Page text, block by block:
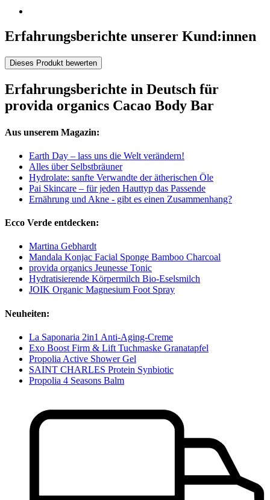
Erfahrungsberichte unserer Kund:innen
Dieses Produkt bewerten
Erfahrungsberichte in Deutsch für
provida organics Cacao Body Bar
Aus unserem Magazin:
Earth Day – lass uns die Welt verändern!
Alles über Selbstbräuner
Hydrolate: sanfte Verwandte der ätherischen Öle
Pai Skincare – für jeden Hauttyp das Passende
Ernährung und Akne - gibt es einen Zusammenhang?
Ecco Verde entdecken:
Martina Gebhardt
Mandala Konjac Facial Sponge Bamboo Charcoal
provida organics Jeunesse Tonic
Hydratisierende Körpermilch Bio-Eselsmilch
JOIK Organic Magnesium Foot Spray
Neuheiten:
La Saponaria 2in1 Anti-Aging-Creme
Exo Boost Firm & Lift Tuchmaske Granatapfel
Propolia Active Shower Gel
SAINT CHARLES Protein Synbiotic
Propolia 4 Seasons Balm